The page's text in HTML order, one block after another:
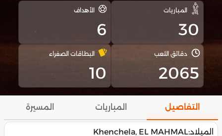
المباريات
30
الأهداف
6
دقائق اللعب
2065
البطاقات الصفراء
10
التفاصيل المباريات المسيرة
الميلاد:Khenchela, EL MAHMAL